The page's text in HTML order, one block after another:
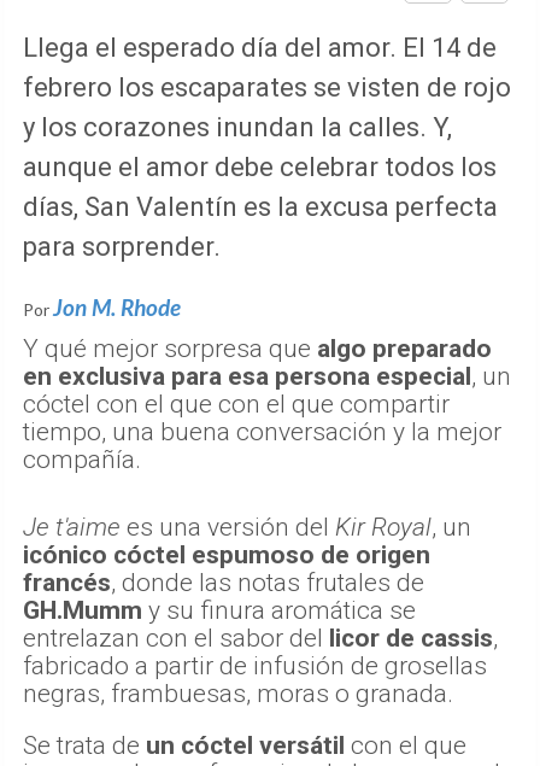
Llega el esperado día del amor. El 14 de
febrero los escaparates se visten de rojo
y los corazones inundan la calles. Y,
aunque el amor debe celebrar todos los
días, San Valentín es la excusa perfecta
para sorprender.
PorJon M. Rhode
Y qué mejor sorpresa que algo preparado
en exclusiva para esa persona especial, un
cóctel con el que con el que compartir
tiempo, una buena conversación y la mejor
compañía.
Je t'aime es una versión del Kir Royal, un
icónico cóctel espumoso de origen
francés, donde las notas frutales de
GH.Mumm y su finura aromática se
entrelazan con el sabor del licor de cassis,
fabricado a partir de infusión de grosellas
negras, frambuesas, moras o granada.
Se trata de un cóctel versátil con el que